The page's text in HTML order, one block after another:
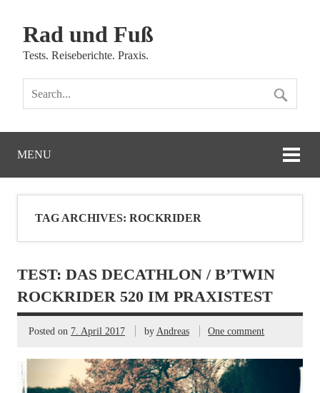
Rad und Fuß
Tests. Reiseberichte. Praxis.
MENU
TAG ARCHIVES: ROCKRIDER
TEST: DAS DECATHLON / B’TWIN
ROCKRIDER 520 IM PRAXISTEST
Posted on 7. April 2017 byAndreas One comment